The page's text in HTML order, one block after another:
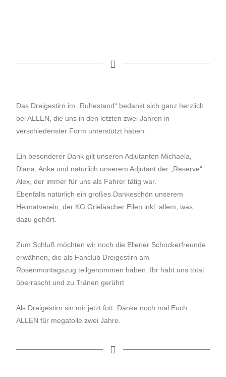
Das Dreigestirn im „Ruhestand“ bedankt sich ganz herzlich
bei ALLEN, die uns in den letzten zwei Jahren in
verschiedenster Form unterstützt haben.
Ein besonderer Dank gilt unseren Adjutanten Michaela,
Diana, Anke und natürlich unserem Adjutant der „Reserve“
Alex, der immer für uns als Fahrer tätig war.
Ebenfalls natürlich ein großes Dankeschön unserem
Heimatverein, der KG Grieläächer Ellen inkl. allem, was
dazu gehört.
Zum Schluß möchten wir noch die Ellener Schockerfreunde
erwähnen, die als Fanclub Dreigestirn am
Rosenmontagszug teilgenommen haben. Ihr habt uns total
überrascht und zu Tränen gerührt
Als Dreigestirn sin mir jetzt fott. Danke noch mal Euch
ALLEN für megatolle zwei Jahre.